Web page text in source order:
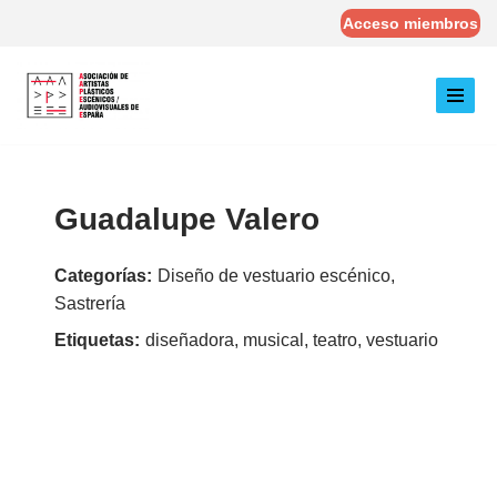
contenido
Acceso miembros
Guadalupe Valero
Categorías: Diseño de vestuario escénico,
Sastrería
Etiquetas: diseñadora, musical, teatro, vestuario